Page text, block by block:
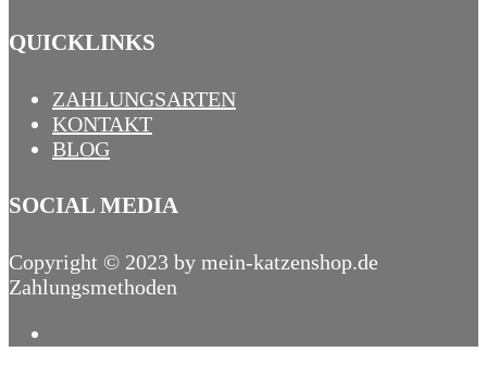
QUICKLINKS
ZAHLUNGSARTEN
KONTAKT
BLOG
SOCIAL MEDIA
Copyright © 2023 by mein-katzenshop.de
Zahlungsmethoden